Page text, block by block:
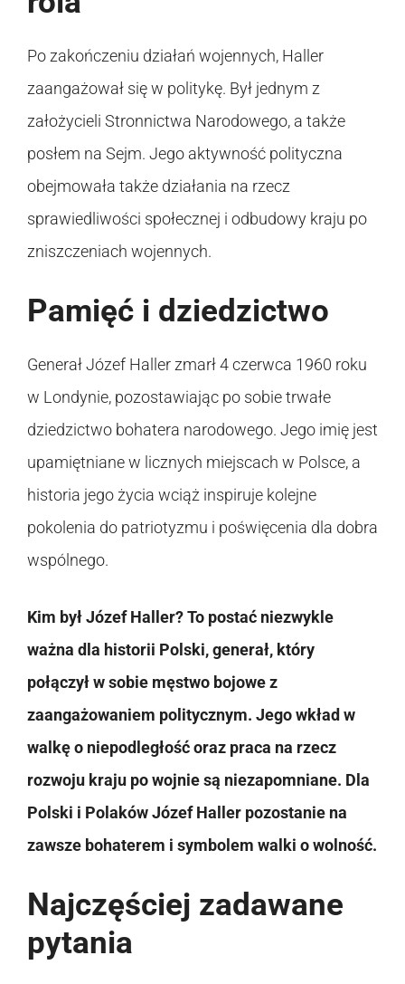
Po zakończeniu działań wojennych, Haller
zaangażował się w politykę. Był jednym z
założycieli Stronnictwa Narodowego, a także
posłem na Sejm. Jego aktywność polityczna
obejmowała także działania na rzecz
sprawiedliwości społecznej i odbudowy kraju po
zniszczeniach wojennych.
Pamięć i dziedzictwo
Generał Józef Haller zmarł 4 czerwca 1960 roku
w Londynie, pozostawiając po sobie trwałe
dziedzictwo bohatera narodowego. Jego imię jest
upamiętniane w licznych miejscach w Polsce, a
historia jego życia wciąż inspiruje kolejne
pokolenia do patriotyzmu i poświęcenia dla dobra
wspólnego.
Kim był Józef Haller? To postać niezwykle
ważna dla historii Polski, generał, który
połączył w sobie męstwo bojowe z
zaangażowaniem politycznym. Jego wkład w
walkę o niepodległość oraz praca na rzecz
rozwoju kraju po wojnie są niezapomniane. Dla
Polski i Polaków Józef Haller pozostanie na
zawsze bohaterem i symbolem walki o wolność.
Najczęściej zadawane
pytania